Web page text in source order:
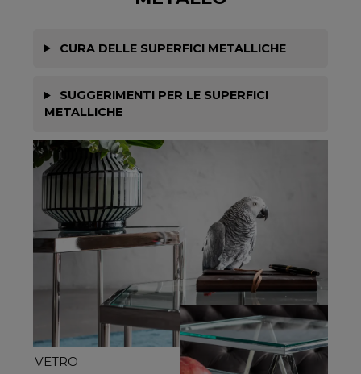
CURA DELLE SUPERFICI METALLICHE
SUGGERIMENTI PER LE SUPERFICI
METALLICHE
VETRO